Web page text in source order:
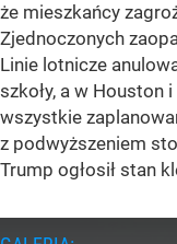
że mieszkańcy
Zjednoczonych
Linie lotnicze
szkoły, a w Houston
wszystkie
z podwyższeniem
Trump ogłosił stan